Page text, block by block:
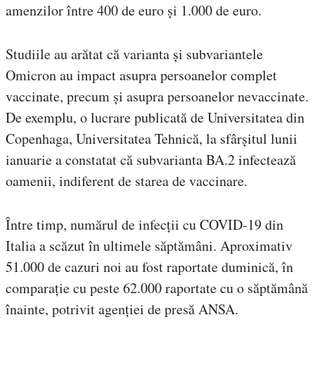
amenzilor între 400 de euro și 1.000 de euro.
Studiile au arătat că varianta și subvariantele
Omicron au impact asupra persoanelor complet
vaccinate, precum și asupra persoanelor nevaccinate.
De exemplu, o lucrare publicată de Universitatea din
Copenhaga, Universitatea Tehnică, la sfârșitul lunii
ianuarie a constatat că subvarianta BA.2 infectează
oamenii, indiferent de starea de vaccinare.
Între timp, numărul de infecții cu COVID-19 din
Italia a scăzut în ultimele săptămâni. Aproximativ
51.000 de cazuri noi au fost raportate duminică, în
comparație cu peste 62.000 raportate cu o săptămână
înainte, potrivit agenției de presă ANSA.